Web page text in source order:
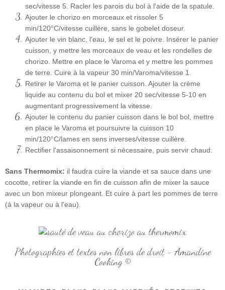
sec/vitesse 5. Racler les parois du bol à l'aide de la spatule.
Ajouter le chorizo en morceaux et rissoler 5
min/120°C/vitesse cuillère, sans le gobelet doseur.
Ajouter le vin blanc, l'eau, le sel et le poivre. Insérer le panier
cuisson, y mettre les morceaux de veau et les rondelles de
chorizo. Mettre en place le Varoma et y mettre les pommes
de terre. Cuire à la vapeur 30 min/Varoma/vitesse 1.
Retirer le Varoma et le panier cuisson. Ajouter la crème
liquide au contenu du bol et mixer 20 sec/vitesse 5-10 en
augmentant progressivement la vitesse.
Ajouter le contenu du panier cuisson dans le bol bol, mettre
en place le Varoma et poursuivre la cuisson 10
min/120°C/lames en sens inverses/vitesse cuillère.
Rectifier l'assaisonnement si nécessaire, puis servir chaud.
Sans Thermomix: il faudra cuire la viande et sa sauce dans une
cocotte, retirer la viande en fin de cuisson afin de mixer la sauce
avec un bon mixeur plongeant. Et cuire à part les pommes de terre
(à la vapeur ou à l'eau).
Photographies et textes non libres de droit - Amandine
Cooking ©